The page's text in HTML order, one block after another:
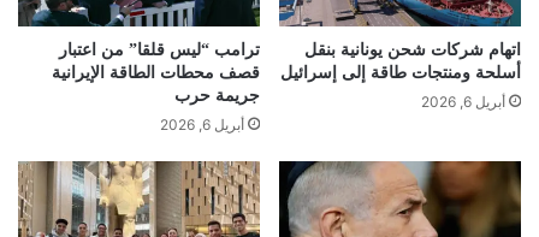
اتهام شركات شحن يونانية بنقل
أسلحة ومنتجات طاقة إلى إسرائيل
أبريل 6, 2026
ترامب “ليس قلقا” من اعتبار
قصف محطات الطاقة الإيرانية
جريمة حرب
أبريل 6, 2026